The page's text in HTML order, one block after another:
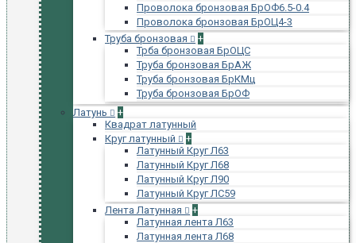
Проволока бронзовая БрОФ6.5-0.4
Проволока бронзовая БрОЦ4-3
Труба бронзовая
+
Трба бронзовая БрОЦС
Труба бронзовая БрАЖ
Труба бронзовая БрКМц
Труба бронзовая БрОФ
Латунь
+
Квадрат латунный
Круг латунный
+
Латунный Круг Л63
Латунный Круг Л68
Латунный Круг Л90
Латунный Круг ЛС59
Лента Латунная
+
Латунная лента Л63
Латунная лента Л68